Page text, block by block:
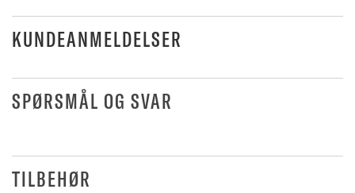
KUNDEANMELDELSER
SPØRSMÅL OG SVAR
TILBEHØR